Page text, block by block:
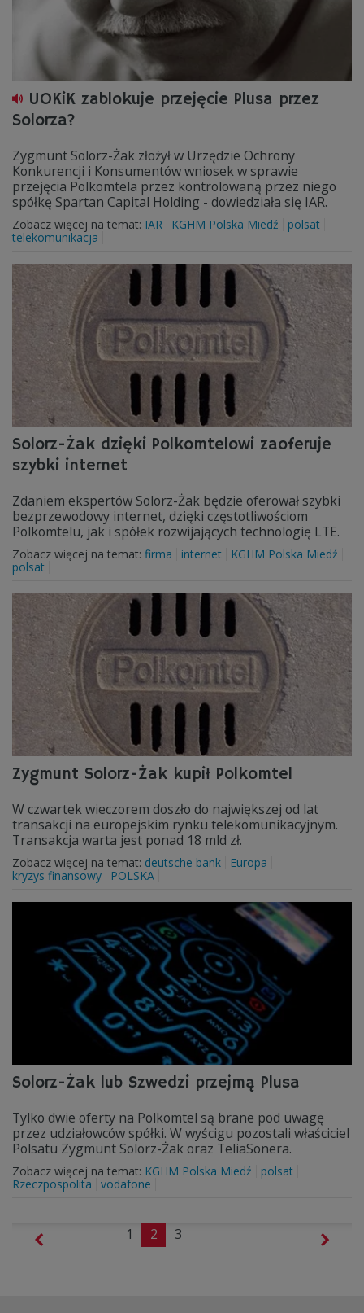
UOKiK zablokuje przejęcie Plusa przez
Solorza?
Zygmunt Solorz-Żak złożył w Urzędzie Ochrony
Konkurencji i Konsumentów wniosek w sprawie
przejęcia Polkomtela przez kontrolowaną przez niego
spółkę Spartan Capital Holding - dowiedziała się IAR.
Zobacz więcej na temat: IAR KGHM Polska Miedź
polsat
telekomunikacja
Solorz-Żak dzięki Polkomtelowi zaoferuje
szybki internet
Zdaniem ekspertów Solorz-Żak będzie oferował szybki
bezprzewodowy internet, dzięki częstotliwościom
Polkomtelu, jak i spółek rozwijających technologię LTE.
Zobacz więcej na temat: firma internet
KGHM Polska Miedź
polsat
Zygmunt Solorz-Żak kupił Polkomtel
W czwartek wieczorem doszło do największej od lat
transakcji na europejskim rynku telekomunikacyjnym.
Transakcja warta jest ponad 18 mld zł.
Zobacz więcej na temat: deutsche bank
Europa
kryzys finansowy
POLSKA
Solorz-Żak lub Szwedzi przejmą Plusa
Tylko dwie oferty na Polkomtel są brane pod uwagę
przez udziałowców spółki. W wyścigu pozostali właściciel
Polsatu Zygmunt Solorz-Żak oraz TeliaSonera.
Zobacz więcej na temat: KGHM Polska Miedź
polsat
Rzeczpospolita
vodafone
1 2 3